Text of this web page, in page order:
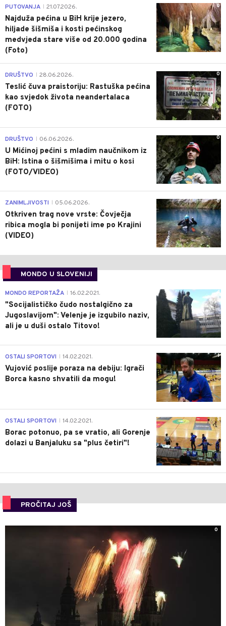
0
PUTOVANJA 21.07.2026.
Najduža pećina u BiH krije jezero,
hiljade šišmiša i kosti pećinskog
medvjeda stare više od 20.000 godina
(Foto)
0
DRUŠTVO 28.06.2026.
Teslić čuva praistoriju: Rastuška pećina
kao svjedok života neandertalaca
(FOTO)
0
DRUŠTVO 06.06.2026.
U Mićinoj pećini s mladim naučnikom iz
BiH: Istina o šišmišima i mitu o kosi
(FOTO/VIDEO)
0
ZANIMLJIVOSTI 05.06.2026.
Otkriven trag nove vrste: Čovječja
ribica mogla bi ponijeti ime po Krajini
(VIDEO)
MONDO U SLOVENIJI
4
MONDO REPORTAŽA 16.02.2021.
"Socijalističko čudo nostalgično za
Jugoslavijom": Velenje je izgubilo naziv,
ali je u duši ostalo Titovo!
1
OSTALI SPORTOVI 14.02.2021.
Vujović poslije poraza na debiju: Igrači
Borca kasno shvatili da mogu!
3
OSTALI SPORTOVI 14.02.2021.
Borac potonuo, pa se vratio, ali Gorenje
dolazi u Banjaluku sa "plus četiri"!
PROČITAJ JOŠ
0